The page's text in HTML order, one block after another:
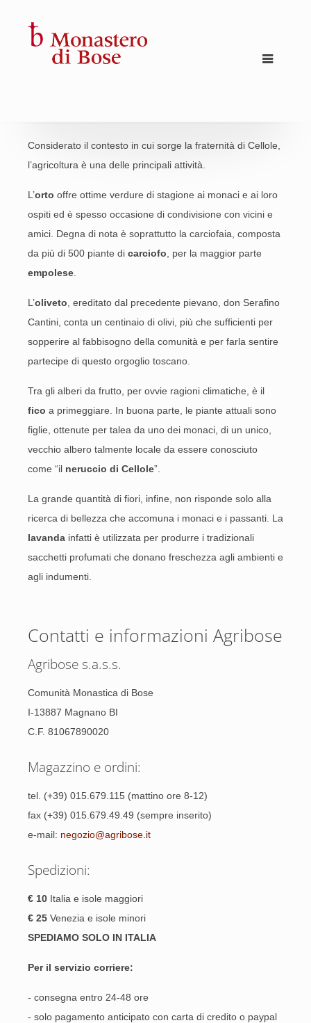
Considerato il contesto in cui sorge la fraternità di Cellole,
l’agricoltura è una delle principali attività.
L’orto offre ottime verdure di stagione ai monaci e ai loro
ospiti ed è spesso occasione di condivisione con vicini e
amici. Degna di nota è soprattutto la carciofaia, composta
da più di 500 piante di carciofo , per la maggior parte
empolese
L’oliveto , ereditato dal precedente pievano, don Serafino
Cantini, conta un centinaio di olivi, più che sufficienti per
sopperire al fabbisogno della comunità e per farla sentire
partecipe di questo orgoglio toscano.
Tra gli alberi da frutto, per ovvie ragioni climatiche, è il
fico a primeggiare. In buona parte, le piante attuali sono
figlie, ottenute per talea da uno dei monaci, di un unico,
vecchio albero talmente locale da essere conosciuto
come “il neruccio di Cellole”.
La grande quantità di fiori, infine, non risponde solo alla
ricerca di bellezza che accomuna i monaci e i passanti. La
lavanda infatti è utilizzata per produrre i tradizionali
sacchetti profumati che donano freschezza agli ambienti e
agli indumenti.
Contatti e informazioni Agribose
Agribose s.a.s.s.
Comunità Monastica di Bose
I-13887 Magnano BI
C.F. 81067890020
Magazzino e ordini:
tel. (+39) 015.679.115 (mattino ore 8-12)
fax (+39) 015.679.49.49 (sempre inserito)
e-mail: negozio@agribose.it
Spedizioni:
€ 10 Italia e isole maggiori
€ 25 Venezia e isole minori
SPEDIAMO SOLO IN ITALIA
Per il servizio corriere:
- consegna entro 24-48 ore
- solo pagamento anticipato con carta di credito o paypal